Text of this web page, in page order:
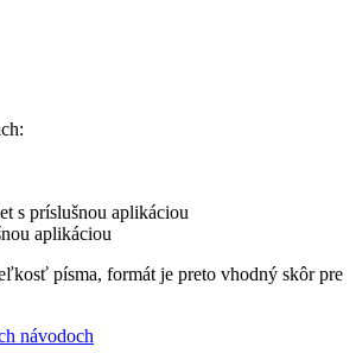
s príslušnou aplikáciou
aplikáciou
písma, formát je preto vhodný skôr pre
návodoch